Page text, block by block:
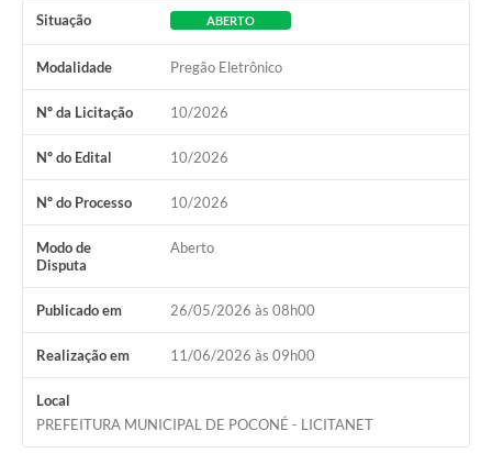
Situação ABERTO
Modalidade Pregão Eletrônico
Nº da Licitação 10/2026
Nº do Edital 10/2026
Nº do Processo 10/2026
Modo de
Disputa
Aberto
Publicado em 26/05/2026 às 08h00
Realização em 11/06/2026 às 09h00
Local
PREFEITURA MUNICIPAL DE POCONÉ - LICITANET